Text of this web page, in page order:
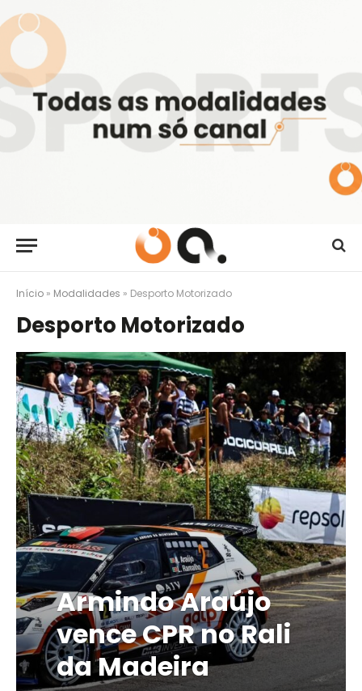
Início » Modalidades » Desporto Motorizado
Desporto Motorizado
Armindo Araújo
vence CPR no Rali
da Madeira